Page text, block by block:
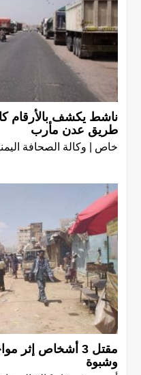
ناشط يكشف بالأرقام
طريق عدن مأرب
خاص | وكالة الصحافة
مقتل 3 أشخاص
وشبوة